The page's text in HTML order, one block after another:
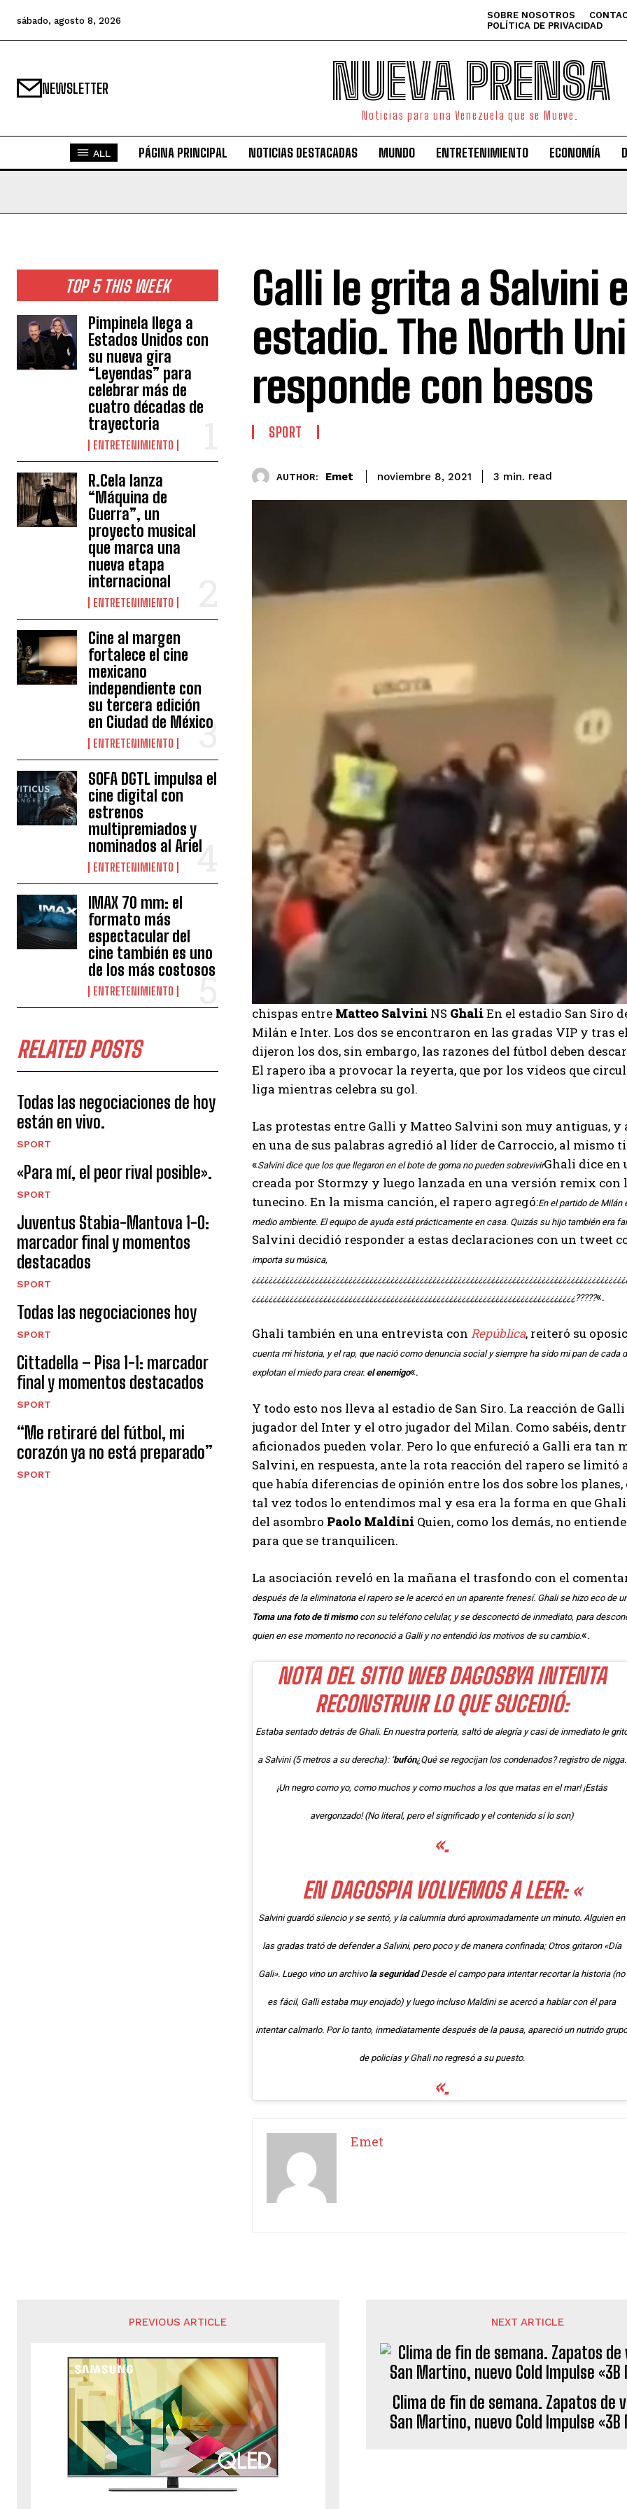
I WANT IN
I've read and accept thePrivacy Policy.
Emet
sábado, agosto 8, 2026 SOBRE NOSOTROS
POLÍTICA DE PRIVACIDAD
NEWSLETTER NUEVA PRENSA
Noticias para una Venezuela que se Mueve.
ALL PÁGINA PRINCIPAL NOTICIAS DESTACADAS MUNDO ENTRETENIMIENTO ECONOMÍA
TOP 5 THIS WEEK
Pimpinela llega a
Estados Unidos con
su nueva gira
“Leyendas” para
celebrar más de
cuatro décadas de
trayectoria
ENTRETENIMIENTO
R.Cela lanza
“Máquina de
Guerra”, un
proyecto musical
que marca una
nueva etapa
internacional
ENTRETENIMIENTO
Cine al margen
fortalece el cine
mexicano
independiente con
su tercera edición
en Ciudad de México
ENTRETENIMIENTO
SOFA DGTL impulsa el
cine digital con
estrenos
multipremiados y
nominados al Ariel
ENTRETENIMIENTO
IMAX 70 mm: el
formato más
espectacular del
cine también es uno
de los más costosos
ENTRETENIMIENTO
RELATED POSTS
Todas las negociaciones de hoy
están en vivo.
SPORT
«Para mí, el peor rival posible».
SPORT
Juventus Stabia-Mantova 1-0:
marcador final y momentos
destacados
SPORT
Todas las negociaciones hoy
SPORT
Cittadella – Pisa 1-1: marcador
final y momentos destacados
SPORT
“Me retiraré del fútbol, ​​mi
corazón ya no está preparado”
SPORT
Galli le grita a Salvini
estadio. The North
responde con besos
SPORT
AUTHOR: Emet noviembre 8, 2021 3 min. read
chispas entre Matteo Salvini NS GhaliEn el estadio San Siro
Milán e Inter. Los dos se encontraron en las gradas VIP y tras
dijeron los dos, sin embargo, las razones del fútbol deben
El rapero iba a provocar la reyerta, que por los videos que
liga mientras celebra su gol.
Las protestas entre Galli y Matteo Salvini son muy antiguas,
en una de sus palabras agredió al líder de Carroccio, al mismo
«Salvini dice que los que llegaron en el bote de goma no pueden sobrevivirGhali dice
creada por Stormzy y luego lanzada en una versión remix
tunecino. En la misma canción, el rapero agregó:En el partido de Milán
medio ambiente. El equipo de ayuda está prácticamente en casa. Quizás su hijo también era
Salvini decidió responder a estas declaraciones con un tweet
importa su música,
¿¿¿¿¿¿¿¿¿¿¿¿¿¿¿¿¿¿¿¿¿¿¿¿¿¿¿¿¿¿¿¿¿¿¿¿¿¿¿¿¿¿¿¿¿¿¿¿¿¿¿¿¿¿¿¿¿¿¿¿¿¿¿¿¿¿¿¿¿¿¿¿¿¿¿¿¿?????«.
Ghali también en una entrevista con República, reiteró su
cuenta mi historia, y el rap, que nació como denuncia social y siempre ha sido mi pan de
explotan el miedo para crear. el enemigo«.
Y todo esto nos lleva al estadio de San Siro. La reacción de
jugador del Inter y el otro jugador del Milan. Como sabéis,
aficionados pueden volar. Pero lo que enfureció a Galli era tan
Salvini, en respuesta, ante la rota reacción del rapero se
que había diferencias de opinión entre los dos sobre los
tal vez todos lo entendimos mal y esa era la forma en que
del asombro Paolo Maldini Quien, como los demás, no
para que se tranquilicen.
La asociación reveló en la mañana el trasfondo con el
después de la eliminatoria el rapero se le acercó en un aparente frenesí. Ghali se hizo eco de
Toma una foto de ti mismocon su teléfono celular, y se desconectó de inmediato, para
quien en ese momento no reconoció a Galli y no entendió los motivos de su cambio.«.
NOTA DEL SITIO WEBDAGOSBYAINTENTA
RECONSTRUIR LO QUE SUCEDIÓ:
Estaba sentado detrás de Ghali. En nuestra portería, saltó de alegría y casi de inmediato le
a Salvini (5 metros a su derecha): ‘bufón¿Qué se regocijan los condenados? registro de nigga.
¡Un negro como yo, como muchos y como muchos a los que matas en el mar! ¡Estás
avergonzado! (No literal, pero el significado y el contenido sí lo son)
«.
EN DAGOSPIA VOLVEMOS A LEER: «
Salvini guardó silencio y se sentó, y la calumnia duró aproximadamente un minuto. Alguien en
las gradas trató de defender a Salvini, pero poco y de manera confinada; Otros gritaron «Día
Gali». Luego vino un archivo la seguridadDesde el campo para intentar recortar la historia (no
es fácil, Galli estaba muy enojado) y luego incluso Maldini se acercó a hablar con él para
intentar calmarlo. Por lo tanto, inmediatamente después de la pausa, apareció un nutrido grupo
de policías y Ghali no regresó a su puesto.
«.
Emet
PREVIOUS ARTICLE NEXT ARTICLE
Clima de fin de semana. Zapatos de
San Martino, nuevo Cold Impulse